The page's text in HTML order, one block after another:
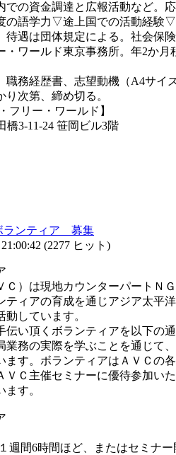
の資金調達と広報活動など。
の語学力▽途上国での活動経験
遇は団体規定による。社会保
ワールド東京事務所。年2か月
務経歴書、志望動機（A4サイ
次第、締め切る。
リー・ワールド】
3-11-24 笹岡ビル3階
ランティア 募集
(2277 ヒット )
Ｃ）は現地カウンターパートＮ
ティアの育成を通じアジア太平
しています。
伝い頂くボランティアを以下の
務の実際を学ぶことを通じて
ます。ボランティアはＡＶＣの
Ｃ主催セミナーに優待参加いた
す。
週間6時間ほど、またはセミナー